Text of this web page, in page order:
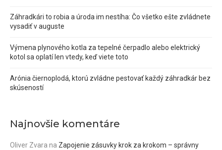
Záhradkári to robia a úroda im nestíha: Čo všetko ešte zvládnete
vysadiť v auguste
Výmena plynového kotla za tepelné čerpadlo alebo elektrický
kotol sa oplatí len vtedy, keď viete toto
Arónia čiernoplodá, ktorú zvládne pestovať každý záhradkár bez
skúseností
Najnovšie komentáre
Oliver Zvara na Zapojenie zásuvky krok za krokom – správny